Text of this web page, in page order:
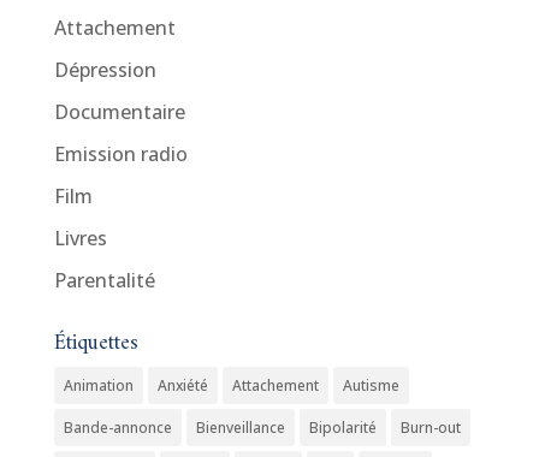
Attachement
Dépression
Documentaire
Emission radio
Film
Livres
Parentalité
Étiquettes
Animation Anxiété Attachement Autisme
Bande-annonce Bienveillance Bipolarité Burn-out